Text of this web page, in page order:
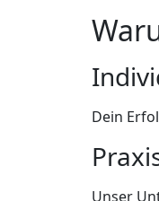
Dein
Unser